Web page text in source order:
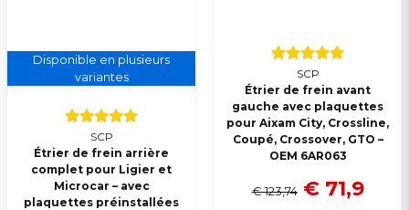
Disponible en plusieurs
variantes
SCP
Étrier de frein arrière
complet pour Ligier et
Microcar – avec
plaquettes préinstallées
SCP
Étrier de frein avant
gauche avec plaquettes
pour Aixam City, Crossline,
Coupé, Crossover, GTO –
OEM 6AR063
€ 123,74 € 71,9